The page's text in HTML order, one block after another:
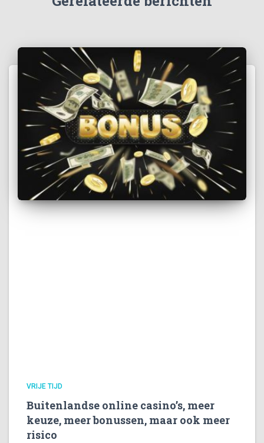
VRIJE TIJD
Buitenlandse online casino’s, meer
keuze, meer bonussen, maar ook meer
risico